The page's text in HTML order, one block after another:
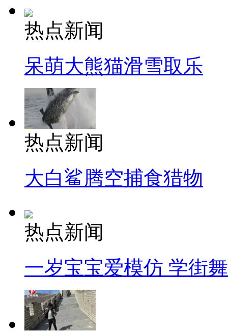
热点新闻
呆萌大熊猫滑雪取乐
热点新闻
大白鲨腾空捕食猎物
热点新闻
一岁宝宝爱模仿 学街